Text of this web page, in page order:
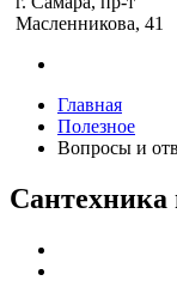
Масленникова, 41
Главная
Полезное
Вопросы и
Сантехника